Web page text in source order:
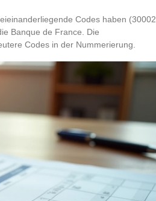
Codes haben (30002,
Banque de France. Die
Codes in der Nummerierung.